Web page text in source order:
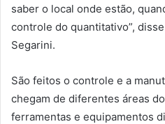
saber o local onde estão,
controle do quantitativo”,
Segarini.
São feitos o controle e a
chegam de diferentes áreas
ferramentas e equipamentos